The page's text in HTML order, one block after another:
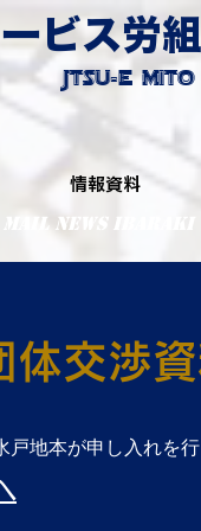
ビス労
​Jtsu-E Mito
情報資料
MaiL NEWS IBARAKI
体交渉
戸地本が申し入れを